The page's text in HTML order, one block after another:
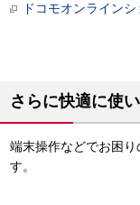
ドコモオンライン
さらに快適に使
端末操作などでお困
す。